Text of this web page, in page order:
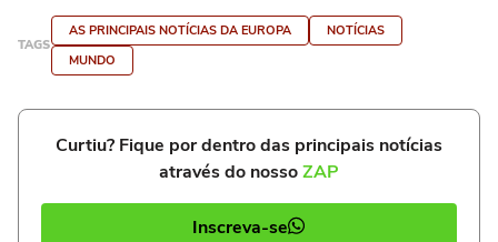
TAGS
AS PRINCIPAIS NOTÍCIAS DA EUROPA
NOTÍCIAS
MUNDO
Curtiu? Fique por dentro das principais notícias
através do nossoZAP
Inscreva-se